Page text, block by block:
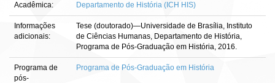
Acadêmica:
Departamento de História (ICH HIS)
Informações
adicionais:
Tese (doutorado)—Universidade de Brasília, Instituto
de Ciências Humanas, Departamento de História,
Programa de Pós-Graduação em História, 2016.
Programa de
pós-
Programa de Pós-Graduação em História